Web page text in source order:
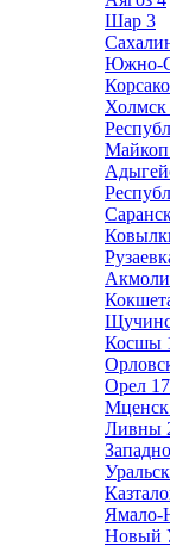
Шар 3
Южно-
Холмск
Майкоп
Косшы
Орел
Мценск
Ливны
Уральск
Ямало-
Новый